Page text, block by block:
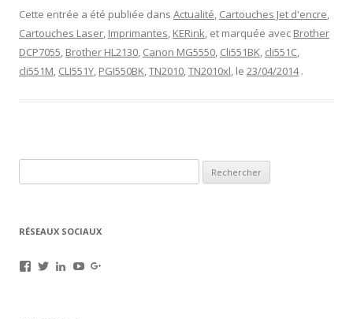
Cette entrée a été publiée dans Actualité, Cartouches Jet d'encre,
Cartouches Laser, Imprimantes, KERink, et marquée avec Brother
DCP7055, Brother HL2130, Canon MG5550, Cli551BK, cli551C,
cli551M, CLI551Y, PGI550BK,TN2010,TN2010xl, le 23/04/2014 .
RÉSEAUX SOCIAUX
VoirVoir VoirVoir